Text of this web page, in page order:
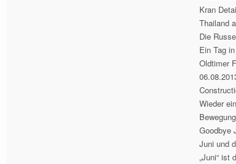
Kran
Thailand
Die
Ein Tag
Oldtimer
Wieder
Goodbye
Juni und
„Juni“ ist